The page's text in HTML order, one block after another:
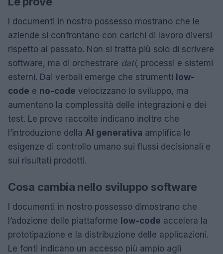
I documenti in nostro possesso mostrano che le
aziende si confrontano con carichi di lavoro diversi
rispetto al passato. Non si tratta più solo di scrivere
software, ma di orchestrare dati, processi e sistemi
esterni. Dai verbali emerge che strumenti low-
code e no-code velocizzano lo sviluppo, ma
aumentano la complessità delle integrazioni e dei
test. Le prove raccolte indicano inoltre che
l’introduzione della AI generativa amplifica le
esigenze di controllo umano sui flussi decisionali e
sui risultati prodotti.
Cosa cambia nello sviluppo software
I documenti in nostro possesso dimostrano che
l’adozione delle piattaforme low-code accelera la
prototipazione e la distribuzione delle applicazioni.
Le fonti indicano un accesso più ampio agli